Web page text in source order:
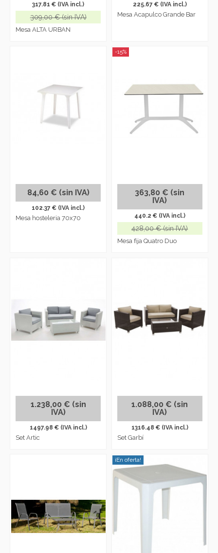
317.81 € (IVA incl.)
309,00 € (sin IVA)
Mesa ALTA URBAN
225.67 € (IVA incl.)
Mesa Acapulco Grande Bar
84,60 € (sin IVA)
102.37 € (IVA incl.)
Mesa hosteleria 70x70
-15%
363,80 € (sin
IVA)
440.2 € (IVA incl.)
428,00 € (sin IVA)
Mesa fija Quatro Duo
1.238,00 € (sin
IVA)
1497.98 € (IVA incl.)
Set Artic
1.088,00 € (sin
IVA)
1316.48 € (IVA incl.)
Set Garbí
¡En oferta!